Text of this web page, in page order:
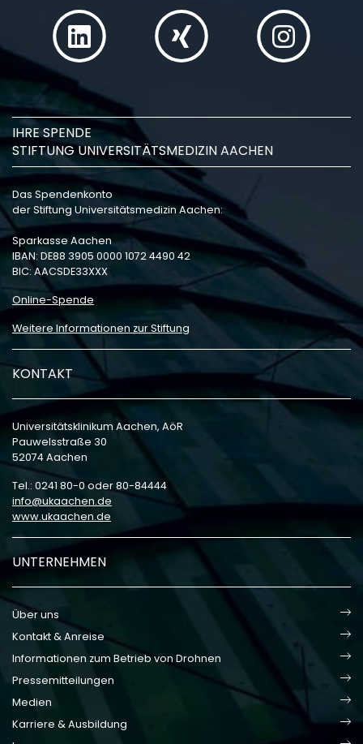
IHRE SPENDE
STIFTUNG UNIVERSITÄTSMEDIZIN AACHEN
Das Spendenkonto
der Stiftung Universitätsmedizin Aachen:
Sparkasse Aachen
IBAN: DE88 3905 0000 1072 4490 42
BIC: AACSDE33XXX
Online-Spende
Weitere Informationen zur Stiftung
KONTAKT
Universitätsklinikum Aachen, AöR
Pauwelsstraße 30
52074 Aachen
Tel.: 0241 80-0 oder 80-84444
info
ukaachen de
www.ukaachen.de
UNTERNEHMEN
Über uns
Kontakt & Anreise
Informationen zum Betrieb von Drohnen
Pressemitteilungen
Medien
Karriere & Ausbildung